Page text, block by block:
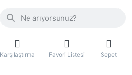
Karşılaştırma Favori Listesi Sepet